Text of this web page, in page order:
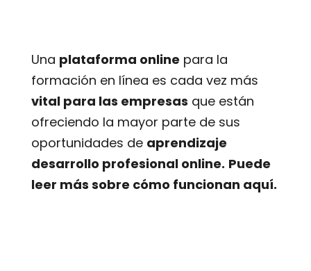
Una plataforma online para la
formación en línea es cada vez más
vital para las empresas que están
ofreciendo la mayor parte de sus
oportunidades de aprendizaje
desarrollo profesional online. Puede
leer más sobre cómo funcionan aquí.